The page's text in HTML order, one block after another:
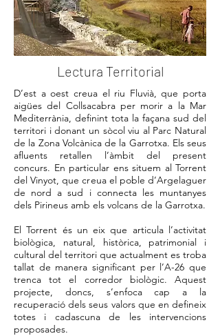
Lectura Territorial
D’est a oest creua el riu Fluvià, que porta
aigües del Collsacabra per morir a la Mar
Mediterrània, definint tota la façana sud del
territori i donant un sòcol viu al Parc Natural
de la Zona Volcànica de la Garrotxa. Els seus
afluents retallen l’àmbit del present
concurs. En particular ens situem al Torrent
del Vinyot, que creua el poble d’Argelaguer
de nord a sud i connecta les muntanyes
dels Pirineus amb els volcans de la Garrotxa.
El Torrent és un eix que articula l’activitat
biològica, natural, històrica, patrimonial i
cultural del territori que actualment es troba
tallat de manera significant per l’A-26 que
trenca tot el corredor biològic. Aquest
projecte, doncs, s’enfoca cap a la
recuperació dels seus valors que en defineix
totes i cadascuna de les intervencions
proposades.